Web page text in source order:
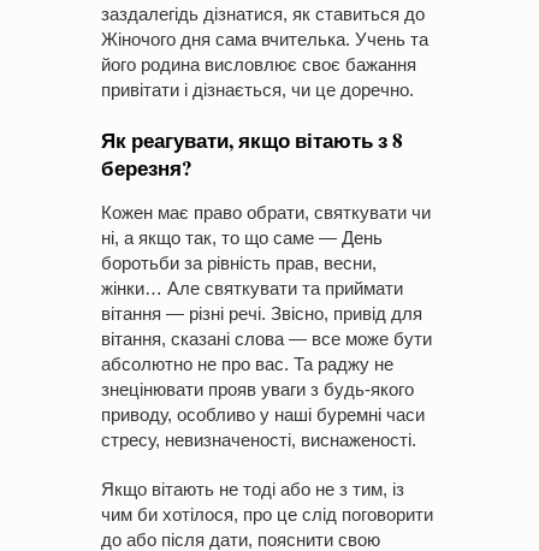
заздалегідь дізнатися, як ставиться до
Жіночого дня сама вчителька. Учень та
його родина висловлює своє бажання
привітати і дізнається, чи це доречно.
Як реагувати, якщо вітають з 8
березня?
Кожен має право обрати, святкувати чи
ні, а якщо так, то що саме — День
боротьби за рівність прав, весни,
жінки… Але святкувати та приймати
вітання — різні речі. Звісно, привід для
вітання, сказані слова — все може бути
абсолютно не про вас. Та раджу не
знецінювати прояв уваги з будь-якого
приводу, особливо у наші буремні часи
стресу, невизначеності, виснаженості.
Якщо вітають не тоді або не з тим, із
чим би хотілося, про це слід поговорити
до або після дати, пояснити свою